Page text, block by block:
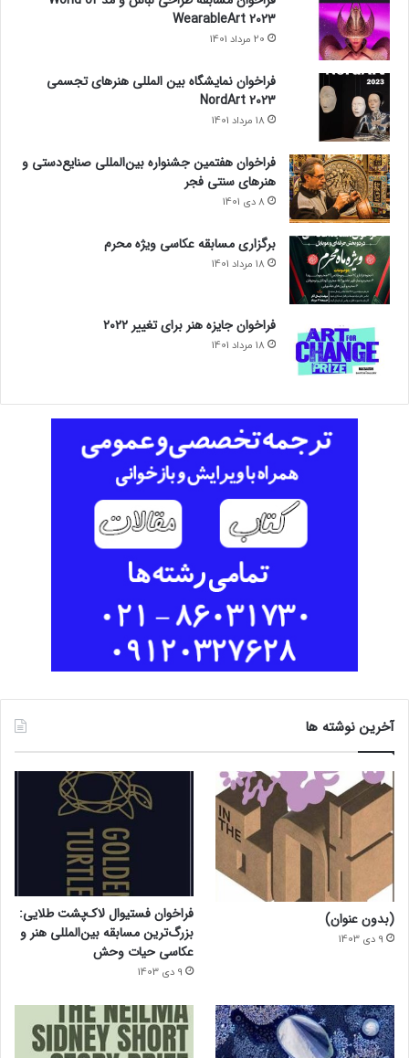
»
WearableArt 2023
20 مرداد 1401
فراخوان نمایشگاه بین المللی هنرهای تجسمی
NordArt 2023
18 مرداد 1401
فراخوان هفتمین جشنواره بین‌المللی صنایع‌دستی و
هنرهای سنتی فجر
8 دی 1401
برگزاری مسابقه عکاسی ویژه محرم
18 مرداد 1401
فراخوان جایزه هنر برای تغییر ۲۰۲۲
18 مرداد 1401
آخرین نوشته ها
(بدون عنوان)
9 دی 1403
فراخوان فستیوال لاک‌پشت طلایی:
بزرگ‌ترین مسابقه بین‌المللی هنر و
عکاسی حیات وحش
9 دی 1403